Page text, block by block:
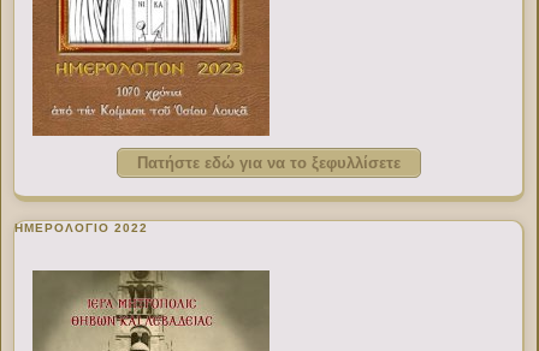
Πατήστε εδώ για να το ξεφυλλίσετε
ΗΜΕΡΟΛΟΓΙΟ 2022